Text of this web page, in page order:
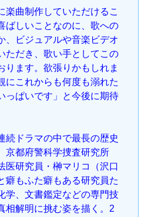
曲制作していただけるこ
ばしいことなのに、歌への
、ビジュアルや音楽ビデオ
ただき、歌い手としてこの
ります。欲張りかもしれま
にこれからも何度も溺れた
っぱいです」と今後に期待
ドラマの中で最長の歴史
京都府警科学捜査研究所
医研究員・榊マリコ（沢口
癖もふた癖もある研究員た
学、文書鑑定などの専門技
相解明に挑む姿を描く。2